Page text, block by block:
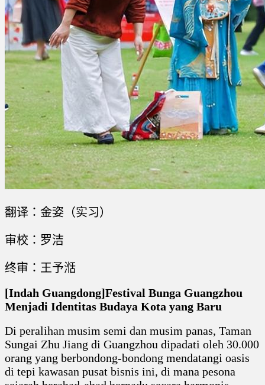
翻译：金姿（实习）
审校：罗洁
终审：王予湉
[Indah Guangdong]Festival Bunga Guangzhou
Menjadi Identitas Budaya Kota yang Baru
Di peralihan musim semi dan musim panas, Taman
Sungai Zhu Jiang di Guangzhou dipadati oleh 30.000
orang yang berbondong-bondong mendatangi oasis
di tepi kawasan pusat bisnis ini, di mana pesona